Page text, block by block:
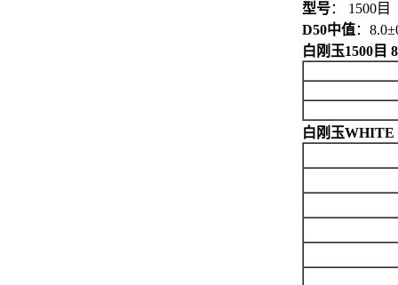
型号： 1500目
D50中值：
白刚玉1500目
白刚玉